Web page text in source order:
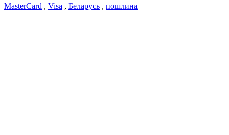
MasterCard , Visa , Беларусь , пошлина